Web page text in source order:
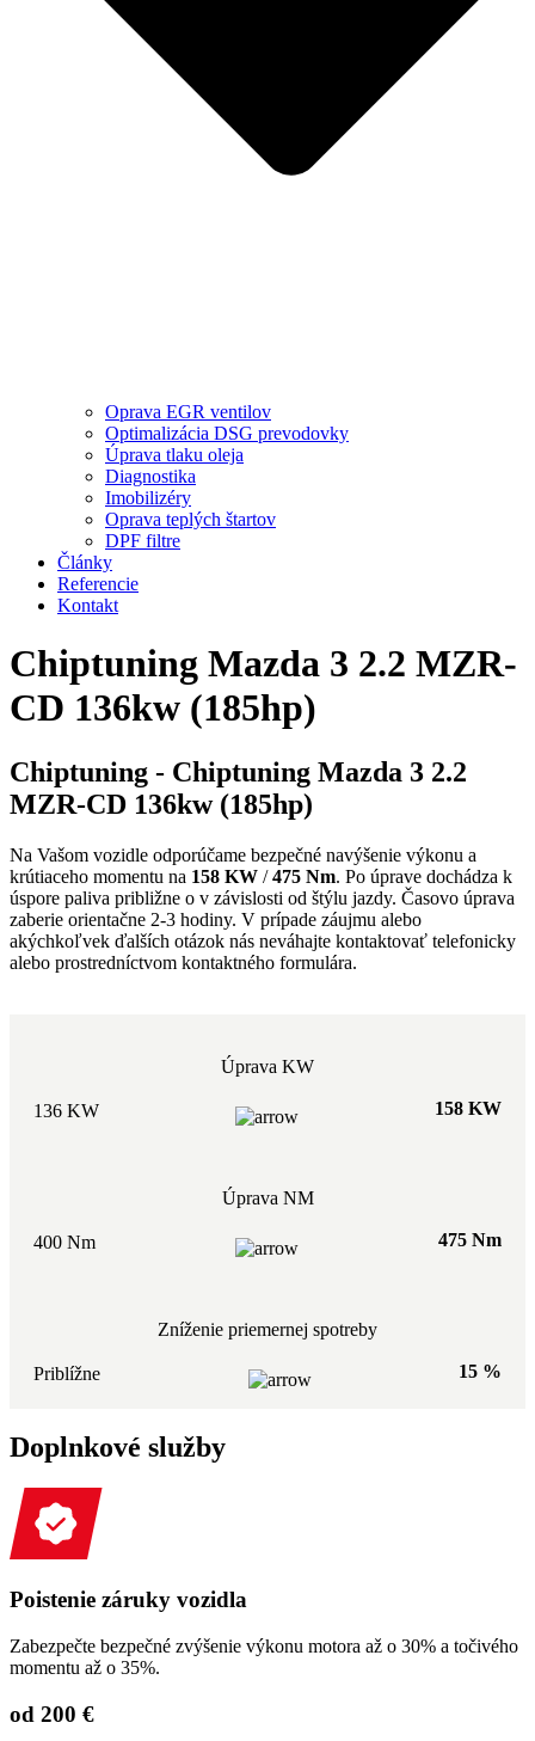
Oprava EGR ventilov
Optimalizácia DSG prevodovky
Úprava tlaku oleja
Diagnostika
Imobilizéry
Oprava teplých štartov
DPF filtre
Články
Referencie
Kontakt
Chiptuning Mazda 3 2.2 MZR-
CD 136kw (185hp)
Chiptuning - Chiptuning Mazda 3 2.2
MZR-CD 136kw (185hp)
Na Vašom vozidle odporúčame bezpečné navýšenie výkonu a
krútiaceho momentu na 158 KW /475 Nm. Po úprave dochádza k
úspore paliva približne o v závislosti od štýlu jazdy. Časovo úprava
zaberie orientačne 2-3 hodiny. V prípade záujmu alebo
akýchkoľvek ďalších otázok nás neváhajte kontaktovať telefonicky
alebo prostredníctvom kontaktného formulára.
Úprava KW
136 KW 158 KW
Úprava NM
400 Nm 475 Nm
Zníženie priemernej spotreby
Priblížne 15 %
Doplnkové služby
Poistenie záruky vozidla
Zabezpečte bezpečné zvýšenie výkonu motora až o 30% a točivého
momentu až o 35%.
od 200 €